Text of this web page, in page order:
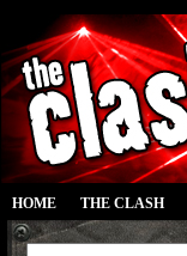
HOME THE CLASH